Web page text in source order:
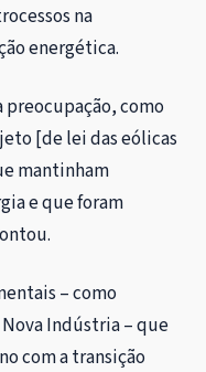
na
energética.
preocupação, como
[de lei das eólicas
mantinham
e que foram
– como
Indústria – que
com a transição